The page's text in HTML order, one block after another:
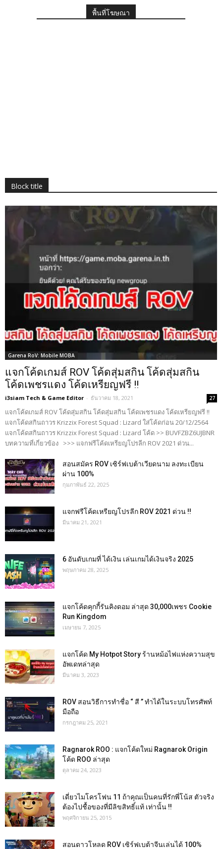
พื้นที่โฆษณา
Block title
Garena RoV: Mobile MOBA
แจกโค้ดเกมส์ ROV โค้ดสุ่มสกิน โค้ดสุ่มสกิน
โค้ดเพชรแดง โค้ดเหรียญฟรี !!
i3siam Tech & Game Editor - ธันวาคม 18, 2021 27
แจกโค้ดเกมส์ ROV โค้ดสุ่มสกิน โค้ดสุ่มสกิน โค้ดเพชรแดง โค้ดเหรียญฟรี !!
แจกโค้ดสกินถาวร Krizzix Forest Squad : Lizard ใส่โค้ดก่อน 20/12/2564
แจกโค้ดสกินถาวร Krizzix Forest Squad : Lizard โค้ด >> BUVFZBZ6UJBNR
บทความที่เกี่ยวข้อง >>> แจกฟรีโค้ดเหรียญโปรลีก ROV 2021 ด่วน...
สอนสมัคร ROV เซิร์ฟเบต้าเวียดนาม ลงทะเบียน
ผ่าน 100%
กุมภาพันธ์ 22, 2025
แจกฟรีโค้ดเหรียญโปรลีก ROV 2021 ด่วน !!
มีนาคม 21, 2021
6 อันดับเกมที่ ได้เงิน เล่นเกมได้เงินจริง 2025
พฤษภาคม 28, 2025
แจกโค้ดคุกกี้รันคิงดอม ล่าสุด 30,000เพชร Cookie
Run Kingdom
เมษายน 7, 2025
แจกโค้ด My Hotpot Story ร้านหม้อไฟแห่งความสุข
อัพเดทล่าสุด
มีนาคม 3, 2023
ROV สอนวิธีการทำชื่อ “ สี ” ทำได้ในระบบโทรศัพท์
มือถือ
กรกฎาคม 25, 2021
Ragnarok ROO : แจกโค้ดใหม่ Ragnarok Origin
โค้ด ROO ล่าสุด
ตุลาคม 24, 2023
เดี่ยวไมโครโฟน 11 ถ้าคุณเป็นคนที่รักพี่โน้ส ตัวจริง
ต้องไปชื้อของที่มีลิขสิทธิ์แท้ เท่านั้น !!
พฤศจิกายน 25, 2015
สอนดาวโหลด ROV เซิร์ฟเบต้าจีนเล่นได้ 100%